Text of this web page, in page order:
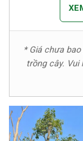
* Giá chưa
trồng cây. Vui